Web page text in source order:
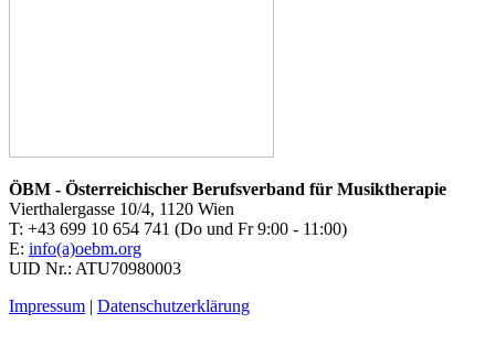
ÖBM - Österreichischer Berufsverband für Musiktherapie
Vierthalergasse 10/4, 1120 Wien
T: +43 699 10 654 741 (Do und Fr 9:00 - 11:00)
E: info(a)oebm.org
UID Nr.: ATU70980003
Impressum | Datenschutzerklärung